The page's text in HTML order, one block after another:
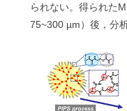
られない。得られた
75~300 µm）後，分